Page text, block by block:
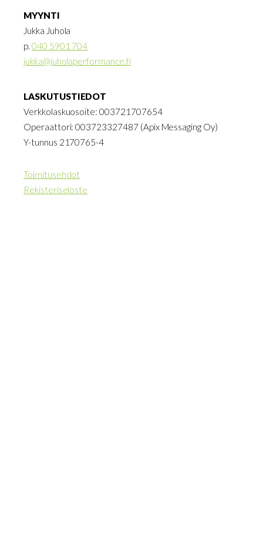
MYYNTI
Jukka Juhola
p. 040 5901 704
jukka@juholaperformance.fi
LASKUTUSTIEDOT
Verkkolaskuosoite: 003721707654
Operaattori: 003723327487 (Apix Messaging Oy)
Y-tunnus 2170765-4
Toimitusehdot
Rekisteriseloste